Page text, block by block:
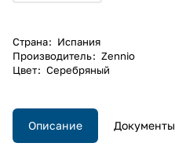
Страна: Испания
Производитель: Zennio
Цвет: Серебряный
Описание Документы